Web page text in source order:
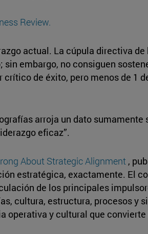
Review.
actual. La cúpula directiva de
embargo, no consiguen
de éxito, pero menos de 1
arroja un dato sumamente
eficaz”.
About Strategic Alignment ,
estratégica, exactamente. El
de los principales
cultura, estructura, procesos y
operativa y cultural que